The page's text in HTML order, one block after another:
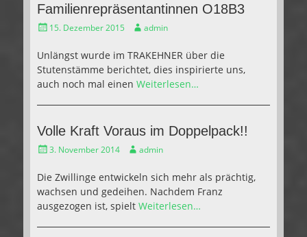
Familienrepräsentantinnen O18B3
Gepostet
15. Dezember 2015 Autoradmin
Unlängst wurde im TRAKEHNER über die
Stutenstämme berichtet, dies inspirierte uns,
auch noch mal einen Weiterlesen…
Volle Kraft Voraus im Doppelpack!!
Gepostet
3. November 2014 Autoradmin
Die Zwillinge entwickeln sich mehr als prächtig,
wachsen und gedeihen. Nachdem Franz
ausgezogen ist, spielt Weiterlesen…